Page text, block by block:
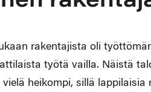
rakentajista oli
työtä vailla. Näistä
heikompi, sillä